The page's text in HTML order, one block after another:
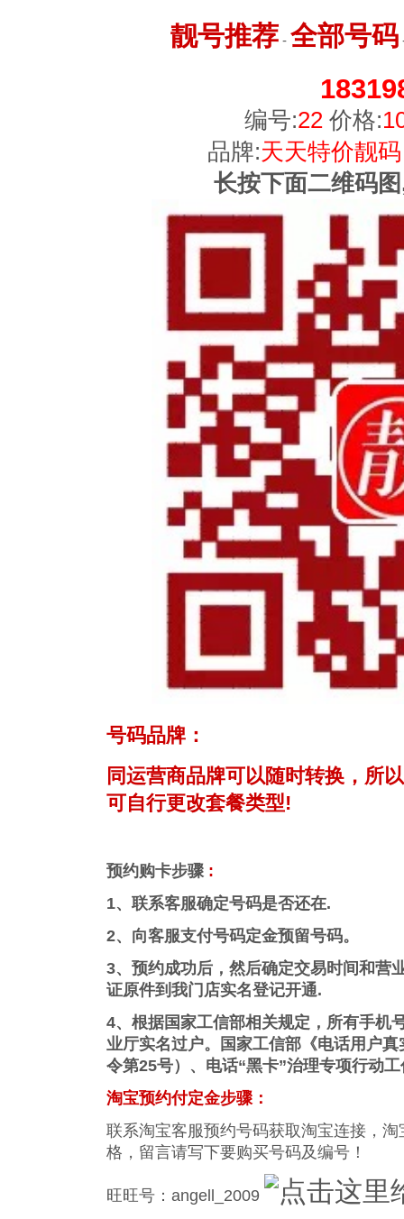
靓号推荐- 全部号码
编号:22价格:
品牌:天天特价靓码
长按下面二维码
号码品牌：
同运营商品牌可以随时转换，所
可自行更改套餐类型!
预约购卡步骤:
1、联系客服确定号码是否还在.
2、向客服支付号码定金预留号码。
3、预约成功后，然后确定交易时间和营
证原件到我门店实名登记开通.
4、根据国家工信部相关规定，所有手机
业厅实名过户。国家工信部《电话用户
令第25号）、电话“黑卡”治理专项行动
淘宝预约付定金步骤：
联系淘宝客服预约号码获取淘宝连接，
格，留言请写下要购买号码及编号！
旺旺号：angell_2009